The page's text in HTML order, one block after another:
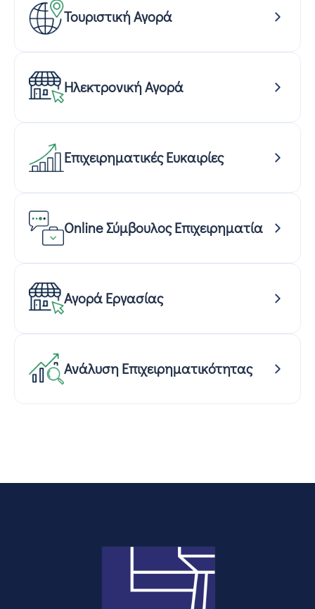
Τουριστική Αγορά
Ηλεκτρονική Αγορά
Επιχειρηματικές Ευκαιρίες
Online Σύμβουλος Επιχειρηματία
Αγορά Εργασίας
Ανάλυση Επιχειρηματικότητας